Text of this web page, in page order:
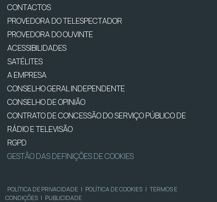
CONTACTOS
PROVEDORA DO TELESPECTADOR
PROVEDORA DO OUVINTE
ACESSIBILIDADES
SATÉLITES
A EMPRESA
CONSELHO GERAL INDEPENDENTE
CONSELHO DE OPINIÃO
CONTRATO DE CONCESSÃO DO SERVIÇO PÚBLICO DE
RÁDIO E TELEVISÃO
RGPD
GESTÃO DAS DEFINIÇÕES DE COOKIES
POLÍTICA DE PRIVACIDADE | POLÍTICA DE COOKIES | TERMOS E
CONDIÇÕES | PUBLICIDADE